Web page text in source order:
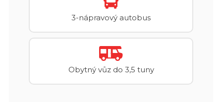
3-nápravový autobus
Obytný vůz do 3,5 tuny